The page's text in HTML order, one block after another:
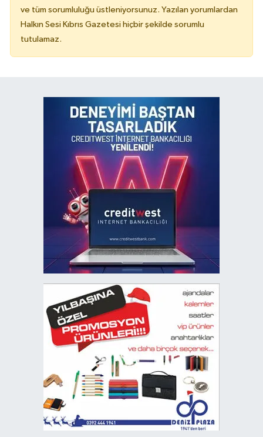
ve tüm sorumluluğu üstleniyorsunuz. Yazılan yorumlardan
Halkın Sesi Kıbrıs Gazetesi hiçbir şekilde sorumlu
tutulamaz.